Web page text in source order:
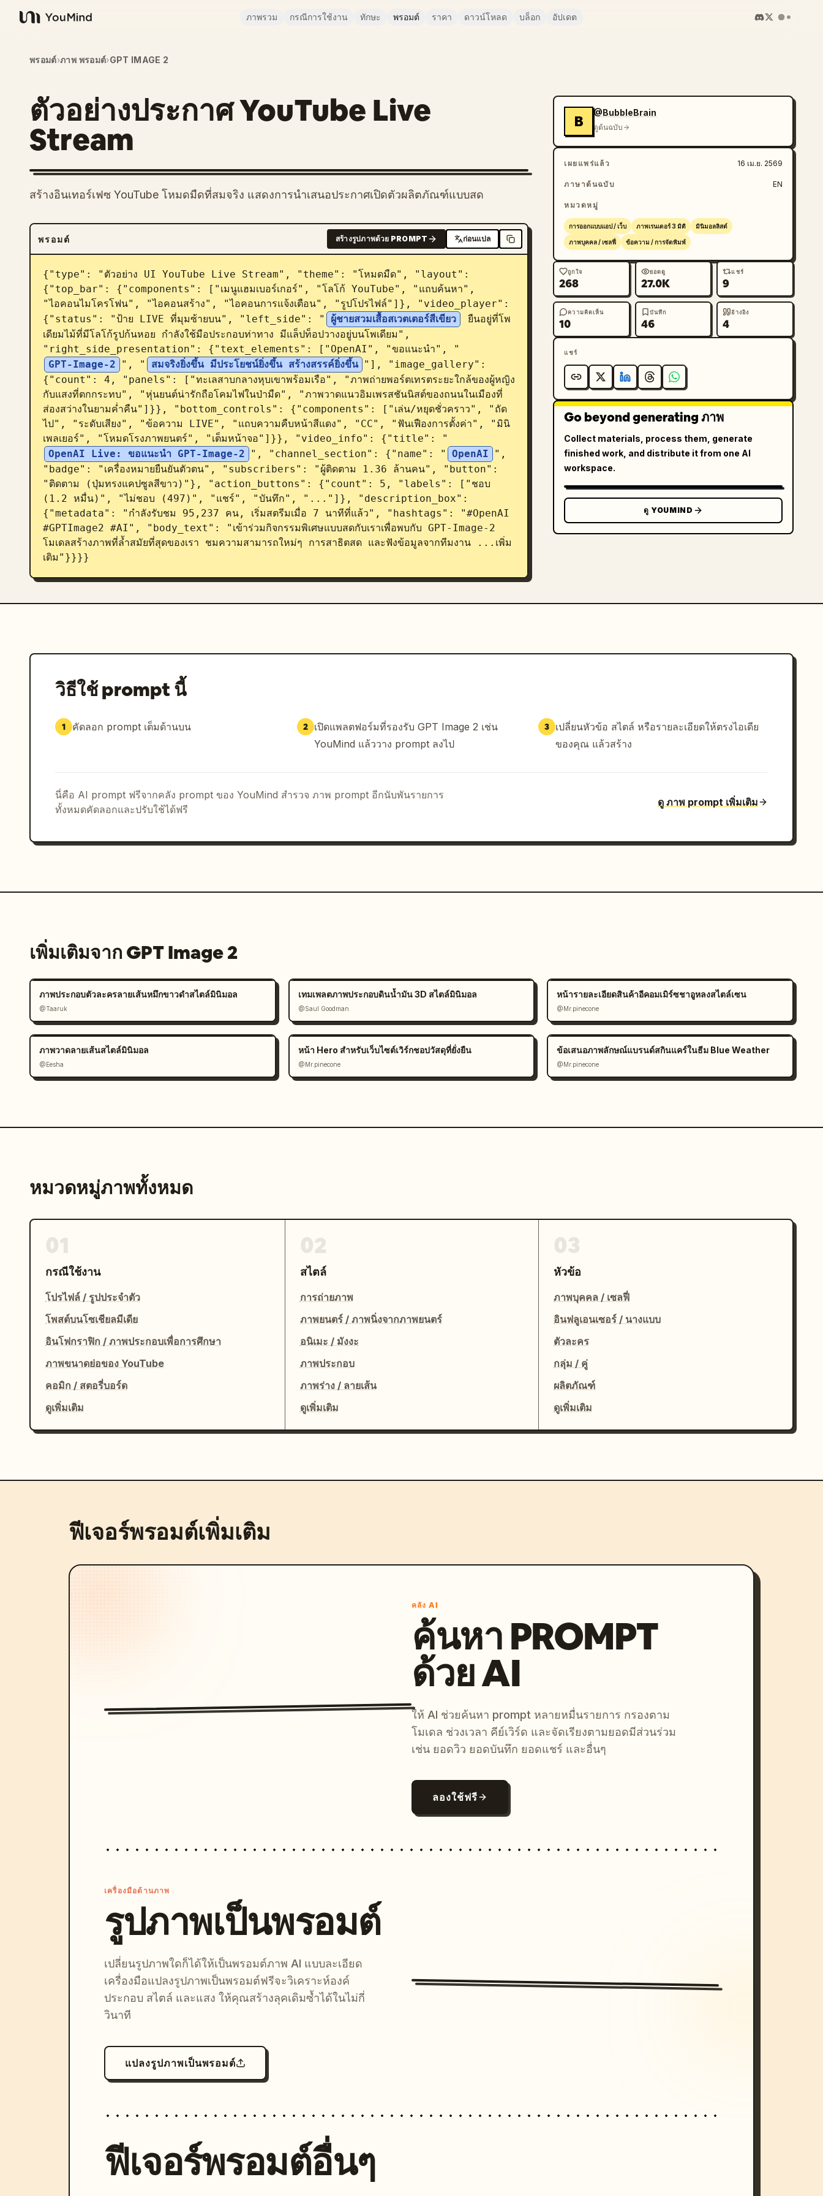
YouMind
ภาพรวม กรณีการใช้งาน ทักษะ พรอมต์ ราคา ดาวน์โหลด บล็อก อัปเดต
พรอมต์›ภาพ พรอมต์›GPT IMAGE 2
ตัวอย่างประกาศ YouTube Live
Stream
สร้างอินเทอร์เฟซ YouTube โหมดมืดที่สมจริง แสดงการนำเสนอประกาศเปิดตัวผลิตภัณฑ์แบบสด
พรอมต์ สร้างรูปภาพด้วย PROMPT ก่อนแปล
{"type": "ตัวอย่าง UI YouTube Live Stream", "theme": "โหมดมืด", "layout":
{"top_bar": {"components": ["เมนูแฮมเบอร์เกอร์", "โลโก้ YouTube", "แถบค้นหา",
"ไอคอนไมโครโฟน", "ไอคอนสร้าง", "ไอคอนการแจ้งเตือน", "รูปโปรไฟล์"]}, "video_player":
{"status": "ป้าย LIVE ที่มุมซ้ายบน", "left_side": "
ผู้ชายสวมเสื้อสเวตเตอร์สีเขียว
ยืนอยู่ที่โพ
เดียมไม้ที่มีโลโก้รูปก้นหอย กำลังใช้มือประกอบท่าทาง มีแล็ปท็อปวางอยู่บนโพเดียม",
"right_side_presentation": {"text_elements": ["OpenAI", "ขอแนะนำ", "
GPT-Image-2
", " สมจริงยิ่งขึ้น มีประโยชน์ยิ่งขึ้น สร้างสรรค์ยิ่งขึ้น "], "image_gallery":
{"count": 4, "panels": ["ทะเลสาบกลางหุบเขาพร้อมเรือ", "ภาพถ่ายพอร์ตเทรตระยะใกล้ของผู้หญิง
กับแสงที่ตกกระทบ", "หุ่นยนต์น่ารักถือโคมไฟในป่ามืด", "ภาพวาดแนวอิมเพรสชันนิสต์ของถนนในเมืองที่
ส่องสว่างในยามค่ำคืน"]}}, "bottom_controls": {"components": ["เล่น/หยุดชั่วคราว", "ถัด
ไป", "ระดับเสียง", "ข้อความ LIVE", "แถบความคืบหน้าสีแดง", "CC", "ฟันเฟืองการตั้งค่า", "มินิ
เพลเยอร์", "โหมดโรงภาพยนตร์", "เต็มหน้าจอ"]}}, "video_info": {"title": "
OpenAI Live: ขอแนะนำ GPT-Image-2
", "channel_section": {"name": " OpenAI
",
"badge": "เครื่องหมายยืนยันตัวตน", "subscribers": "ผู้ติดตาม 1.36 ล้านคน", "button":
"ติดตาม (ปุ่มทรงแคปซูลสีขาว)"}, "action_buttons": {"count": 5, "labels": ["ชอบ
(1.2 หมื่น)", "ไม่ชอบ (497)", "แชร์", "บันทึก", "..."]}, "description_box":
{"metadata": "กำลังรับชม 95,237 คน, เริ่มสตรีมเมื่อ 7 นาทีที่แล้ว", "hashtags": "#OpenAI
#GPTImage2 #AI", "body_text": "เข้าร่วมกิจกรรมพิเศษแบบสดกับเราเพื่อพบกับ GPT-Image-2
โมเดลสร้างภาพที่ล้ำสมัยที่สุดของเรา ชมความสามารถใหม่ๆ การสาธิตสด และฟังข้อมูลจากทีมงาน ...เพิ่ม
เติม"}}}}
B
@BubbleBrain
ดูต้นฉบับ
เผยแพร่แล้ว 16 เม.ย. 2569
ภาษาต้นฉบับ EN
หมวดหมู่
การออกแบบแอป / เว็บ ภาพเรนเดอร์ 3 มิติ มินิมอลลิสต์
ภาพบุคคล / เซลฟี่ ข้อความ / การจัดพิมพ์
ถูกใจ
268
ยอดดู
27.0K
แชร์
9
ความคิดเห็น
10
บันทึก
46
อ้างอิง
4
แชร์
Go beyond generating ภาพ
Collect materials, process them, generate
finished work, and distribute it from one AI
workspace.
ดู YOUMIND
วิธีใช้ prompt นี้
1 คัดลอก prompt เต็มด้านบน 2 เปิดแพลตฟอร์มที่รองรับ GPT Image 2 เช่น
YouMind แล้ววาง prompt ลงไป
3
เปลี่ยนหัวข้อ สไตล์ หรือรายละเอียดให้ตรงไอเดีย
ของคุณ แล้วสร้าง
นี่คือ AI prompt ฟรีจากคลัง prompt ของ YouMind สำรวจ ภาพ prompt อีกนับพันรายการ
ทั้งหมดคัดลอกและปรับใช้ได้ฟรี
ดู ภาพ prompt เพิ่มเติม
เพิ่มเติมจาก GPT Image 2
ภาพประกอบตัวละครลายเส้นหมึกขาวดำสไตล์มินิมอล
@Taaruk
เทมเพลตภาพประกอบดินน้ำมัน 3D สไตล์มินิมอล
@Saul Goodman
หน้ารายละเอียดสินค้าอีคอมเมิร์ซชาอูหลงสไตล์เซน
@Mr.pinecone
ภาพวาดลายเส้นสไตล์มินิมอล
@Eesha
หน้า Hero สำหรับเว็บไซต์เวิร์กชอปวัสดุที่ยั่งยืน
@Mr.pinecone
ข้อเสนอภาพลักษณ์แบรนด์สกินแคร์ในธีม Blue Weather
@Mr.pinecone
หมวดหมู่ภาพทั้งหมด
กรณีใช้งาน
โปรไฟล์ / รูปประจำตัว
โพสต์บนโซเชียลมีเดีย
อินโฟกราฟิก / ภาพประกอบเพื่อการศึกษา
ภาพขนาดย่อของ YouTube
คอมิก / สตอรี่บอร์ด
ดูเพิ่มเติม
สไตล์
การถ่ายภาพ
ภาพยนตร์ / ภาพนิ่งจากภาพยนตร์
อนิเมะ / มังงะ
ภาพประกอบ
ภาพร่าง / ลายเส้น
ดูเพิ่มเติม
หัวข้อ
ภาพบุคคล / เซลฟี่
อินฟลูเอนเซอร์ / นางแบบ
ตัวละคร
กลุ่ม / คู่
ผลิตภัณฑ์
ดูเพิ่มเติม
ฟีเจอร์พรอมต์เพิ่มเติม
คลัง AI
ค้นหา PROMPT
ด้วย AI
ให้ AI ช่วยค้นหา prompt หลายหมื่นรายการ กรองตาม
โมเดล ช่วงเวลา คีย์เวิร์ด และจัดเรียงตามยอดมีส่วนร่วม
เช่น ยอดวิว ยอดบันทึก ยอดแชร์ และอื่นๆ
ลองใช้ฟรี
เครื่องมือด้านภาพ
รูปภาพเป็นพรอมต์
เปลี่ยนรูปภาพใดก็ได้ให้เป็นพรอมต์ภาพ AI แบบละเอียด
เครื่องมือแปลงรูปภาพเป็นพรอมต์ฟรีจะวิเคราะห์องค์
ประกอบ สไตล์ และแสง ให้คุณสร้างลุคเดิมซ้ำได้ในไม่กี่
วินาที
แปลงรูปภาพเป็นพรอมต์
ฟีเจอร์พรอมต์อื่นๆ